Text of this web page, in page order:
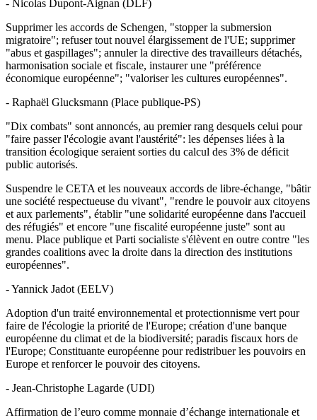
- Nicolas Dupont-Aignan (DLF)
Supprimer les accords de Schengen, "stopper la submersion
migratoire"; refuser tout nouvel élargissement de l'UE; supprimer
"abus et gaspillages"; annuler la directive des travailleurs détachés,
harmonisation sociale et fiscale, instaurer une "préférence
économique européenne"; "valoriser les cultures européennes".
- Raphaël Glucksmann (Place publique-PS)
"Dix combats" sont annoncés, au premier rang desquels celui pour
"faire passer l'écologie avant l'austérité": les dépenses liées à la
transition écologique seraient sorties du calcul des 3% de déficit
public autorisés.
Suspendre le CETA et les nouveaux accords de libre-échange, "bâtir
une société respectueuse du vivant", "rendre le pouvoir aux citoyens
et aux parlements", établir "une solidarité européenne dans l'accueil
des réfugiés" et encore "une fiscalité européenne juste" sont au
menu. Place publique et Parti socialiste s'élèvent en outre contre "les
grandes coalitions avec la droite dans la direction des institutions
européennes".
- Yannick Jadot (EELV)
Adoption d'un traité environnemental et protectionnisme vert pour
faire de l'écologie la priorité de l'Europe; création d'une banque
européenne du climat et de la biodiversité; paradis fiscaux hors de
l'Europe; Constituante européenne pour redistribuer les pouvoirs en
Europe et renforcer le pouvoir des citoyens.
- Jean-Christophe Lagarde (UDI)
Affirmation de l’euro comme monnaie d’échange internationale et